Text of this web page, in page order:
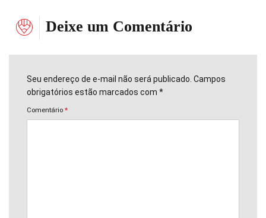
Deixe um Comentário
Seu endereço de e-mail não será publicado. Campos
obrigatórios estão marcados com *
Comentário *